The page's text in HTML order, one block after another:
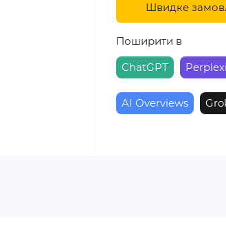
Швидке
Поширити в
ChatGPT
AI Overviews